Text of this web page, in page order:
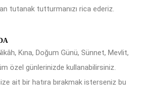
tutanak tutturmanızı rica ederiz.
Kına, Doğum Günü, Sünnet, Mevlit,
özel günlerinizde kullanabilirsiniz.
ait bir hatıra bırakmak isterseniz bu